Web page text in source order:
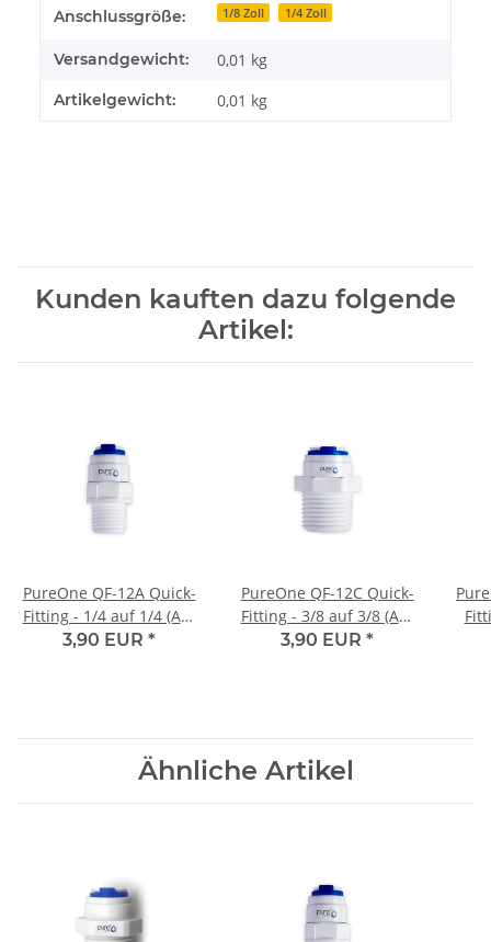
Anschlussgröße: 1/8 Zoll 1/4 Zoll
Versandgewicht: 0,01 kg
Artikelgewicht: 0,01 kg
Kunden kauften dazu folgende
Artikel:
PureOne QF-12A Quick-
Fitting - 1/4 auf 1/4 (AG)
Zoll | I-Form
3,90 EUR *
PureOne QF-12C Quick-
Fitting - 3/8 auf 3/8 (AG)
Zoll | I-Form
3,90 EUR *
Ähnliche Artikel